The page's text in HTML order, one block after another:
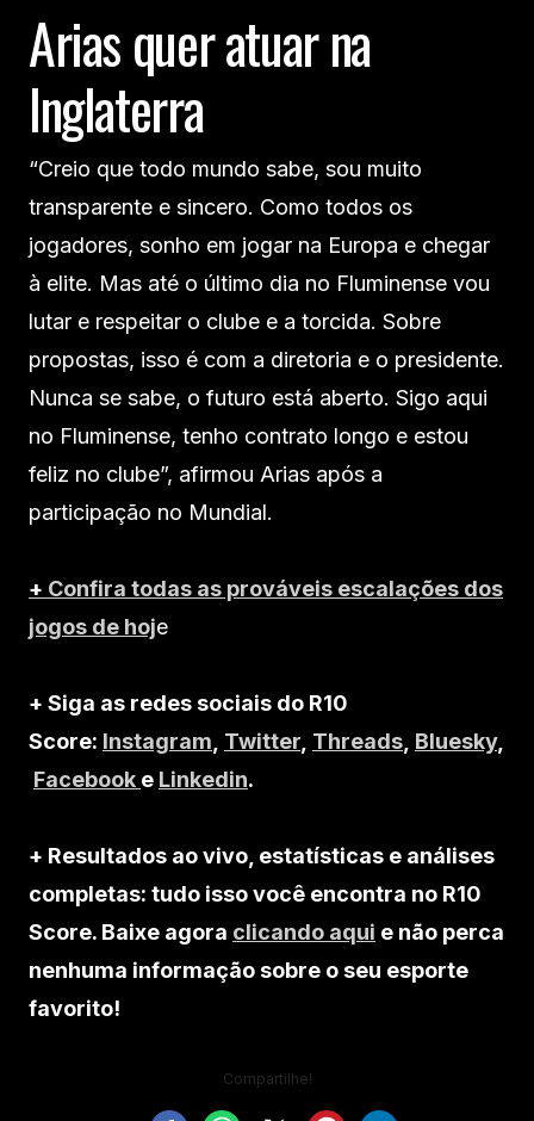
Arias quer atuar na
Inglaterra
“Creio que todo mundo sabe, sou muito
transparente e sincero. Como todos os
jogadores, sonho em jogar na Europa e chegar
à elite. Mas até o último dia no Fluminense vou
lutar e respeitar o clube e a torcida. Sobre
propostas, isso é com a diretoria e o presidente.
Nunca se sabe, o futuro está aberto. Sigo aqui
no Fluminense, tenho contrato longo e estou
feliz no clube”, afirmou Arias após a
participação no Mundial.
+ Confira todas as prováveis escalações dos
jogos de hoje
+ Siga as redes sociais do R10
Score: Instagram, Twitter, Threads, Bluesky,
Facebook e Linkedin.
+ Resultados ao vivo, estatísticas e análises
completas: tudo isso você encontra no R10
Score. Baixe agora clicando aqui e não perca
nenhuma informação sobre o seu esporte
favorito!
Compartilhe!